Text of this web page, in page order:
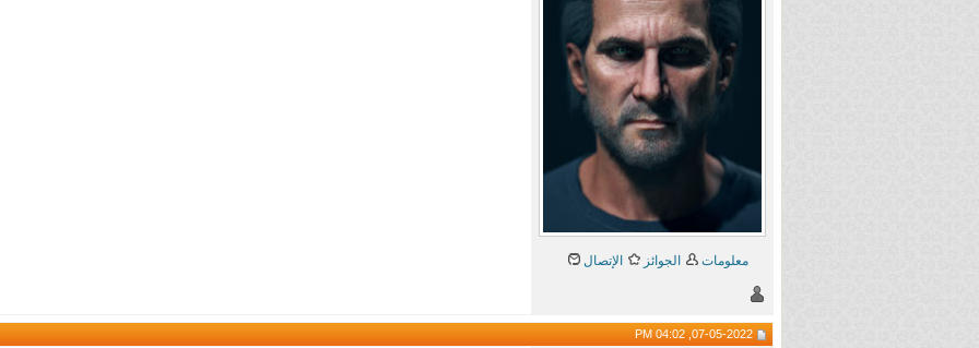
معلومات الجوائز الإتصال